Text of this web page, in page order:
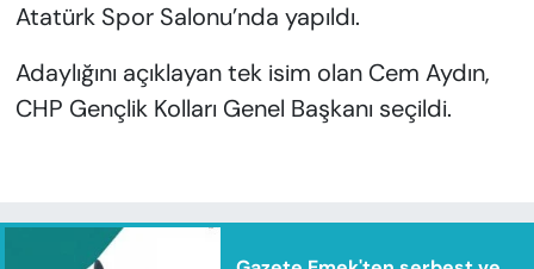
Atatürk Spor Salonu’nda yapıldı.
Adaylığını açıklayan tek isim olan Cem Aydın,
CHP Gençlik Kolları Genel Başkanı seçildi.